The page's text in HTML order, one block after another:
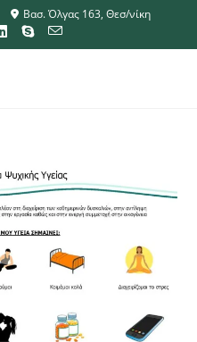
Βασ. Όλγας 163, Θεσ/νίκη